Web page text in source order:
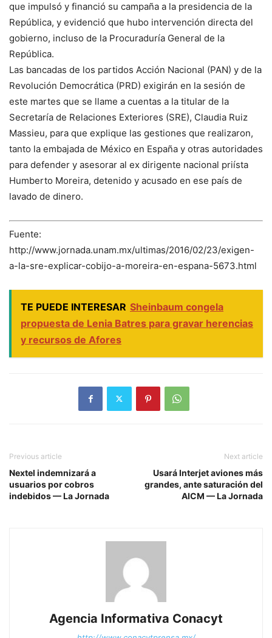
que impulsó y financió su campaña a la presidencia de la
República, y evidenció que hubo intervención directa del
gobierno, incluso de la Procuraduría General de la
República.
Las bancadas de los partidos Acción Nacional (PAN) y de la
Revolución Democrática (PRD) exigirán en la sesión de
este martes que se llame a cuentas a la titular de la
Secretaría de Relaciones Exteriores (SRE), Claudia Ruiz
Massieu, para que explique las gestiones que realizaron,
tanto la embajada de México en España y otras autoridades
para defender y asesorar al ex dirigente nacional priísta
Humberto Moreira, detenido y acusado en ese país de
lavado de dinero.
Fuente:
http://www.jornada.unam.mx/ultimas/2016/02/23/exigen-
a-la-sre-explicar-cobijo-a-moreira-en-espana-5673.html
TE PUEDE INTERESAR Sheinbaum congela
propuesta de Lenia Batres para gravar herencias
y recursos de Afores
Previous article
Nextel indemnizará a
usuarios por cobros
indebidos — La Jornada
Next article
Usará Interjet aviones más
grandes, ante saturación del
AICM — La Jornada
Agencia Informativa Conacyt